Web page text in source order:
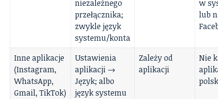
niezależnego
przełącznika;
zwykle język
systemu/konta
w
lub
Inne aplikacje
(Instagram,
WhatsApp,
Gmail, TikTok)
Ustawienia
aplikacji →
Język; albo
język systemu
Zależy od
aplikacji
Nie